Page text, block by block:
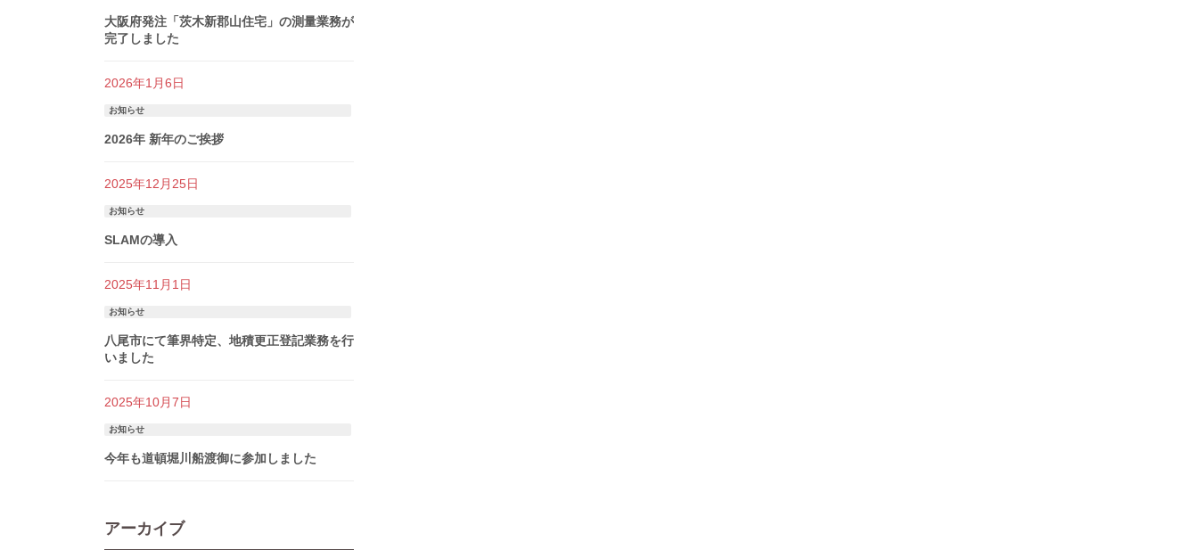
大阪府発注「茨木新郡山住宅」の測量業務が
完了しました
2026年1月6日
お知らせ
2026年 新年のご挨拶
2025年12月25日
お知らせ
SLAMの導入
2025年11月1日
お知らせ
八尾市にて筆界特定、地積更正登記業務を行
いました
2025年10月7日
お知らせ
今年も道頓堀川船渡御に参加しました
アーカイブ